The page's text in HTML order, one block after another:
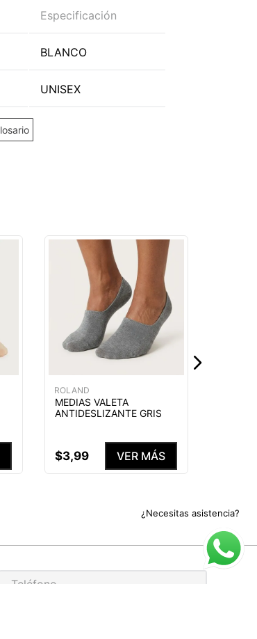
¿Necesitas asistencia?
Especificación
BLANCO
UNISEX
ROLAND
MEDIAS VALETA
ANTIDESLIZANTE GRIS
$3,99 VER MÁS